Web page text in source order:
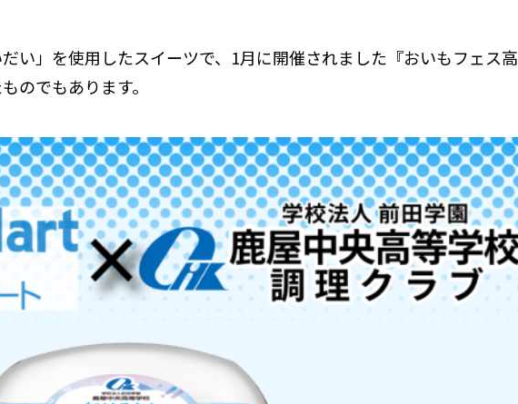
い」を使用したスイーツで、1月に開催されました『おいもフェス高
のでもあります。